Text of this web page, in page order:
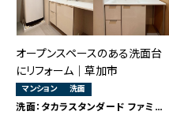
オープンスペースのある洗面台
にリフォーム｜草加市
マンション 洗面
洗面：タカラスタンダード ファミーユ